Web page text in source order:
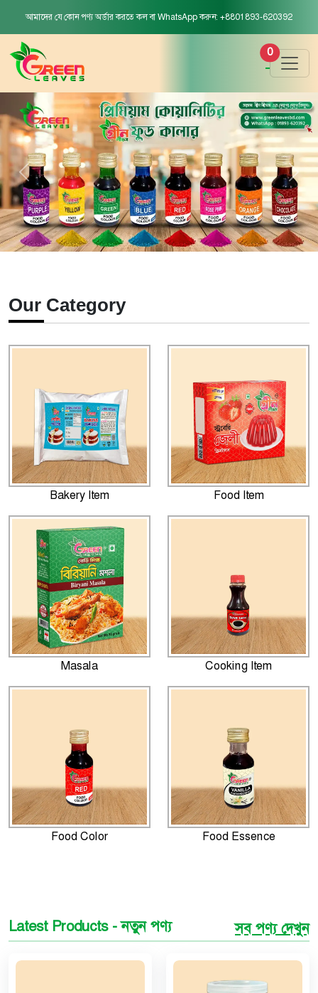
আমাদের যে কোন পণ্য অর্ডার করতে কল বা WhatsApp করুন: +8801893-620392
0
Our Category
Bakery Item Food Item
Masala Cooking Item
Food Color Food Essence
Latest Products - নতুন পণ্য সব পণ্য দেখুন